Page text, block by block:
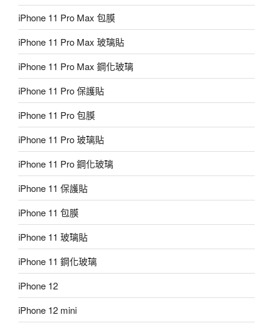
iPhone 11 Pro Max 包膜
iPhone 11 Pro Max 玻璃貼
iPhone 11 Pro Max 鋼化玻璃
iPhone 11 Pro 保護貼
iPhone 11 Pro 包膜
iPhone 11 Pro 玻璃貼
iPhone 11 Pro 鋼化玻璃
iPhone 11 保護貼
iPhone 11 包膜
iPhone 11 玻璃貼
iPhone 11 鋼化玻璃
iPhone 12
iPhone 12 mini